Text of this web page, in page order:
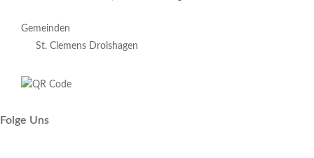
Gemeinden
St. Clemens Drolshagen
Folge Uns